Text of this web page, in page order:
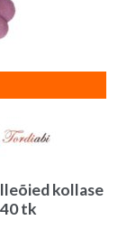
kollase
tk